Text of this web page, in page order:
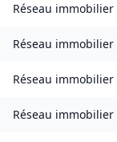
Réseau immobilier
Réseau immobilier
Réseau immobilier
Réseau immobilier